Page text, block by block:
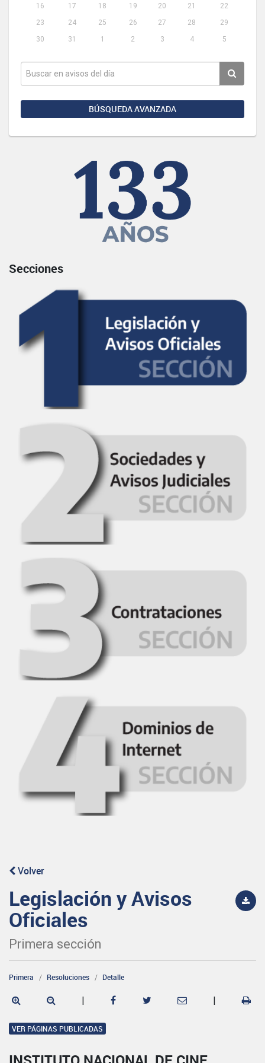
16
17 18 19 20 21
22
23
24 25 26 27 28
29
30
31 1 2 3 4 5
BÚSQUEDA AVANZADA
Secciones
Volver
Legislación y Avisos
Oficiales
Primera sección
Primera Resoluciones Detalle
| |
VER PÁGINAS PUBLICADAS